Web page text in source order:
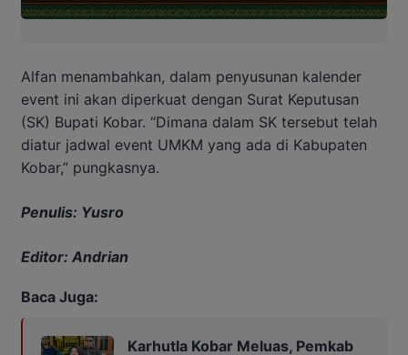
Alfan menambahkan, dalam penyusunan kalender
event ini akan diperkuat dengan Surat Keputusan
(SK) Bupati Kobar. “Dimana dalam SK tersebut telah
diatur jadwal event UMKM yang ada di Kabupaten
Kobar,” pungkasnya.
Penulis: Yusro
Editor: Andrian
Baca Juga:
Karhutla Kobar Meluas, Pemkab